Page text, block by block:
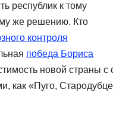
республик к тому
же решению. Кто
контроля
победа Бориса
новой страны с
как «Пуго,